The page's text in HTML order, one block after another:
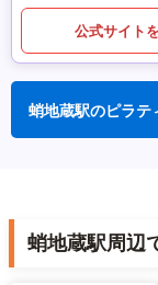
公式サイト
蛸地蔵駅のピラテ
蛸地蔵駅周辺